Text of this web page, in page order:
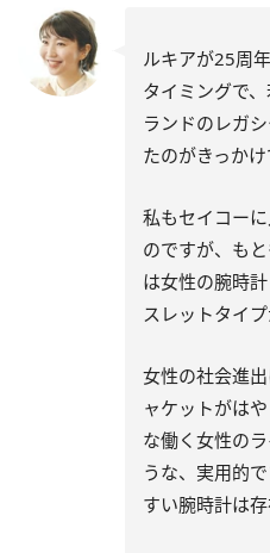
ルキアが25周
タイミングで
ランドのレガ
たのがきっかけ
私もセイコー
のですが、も
は女性の腕時
スレットタイプ
女性の社会進
ャケットがは
な働く女性の
うな、実用的
すい腕時計は存